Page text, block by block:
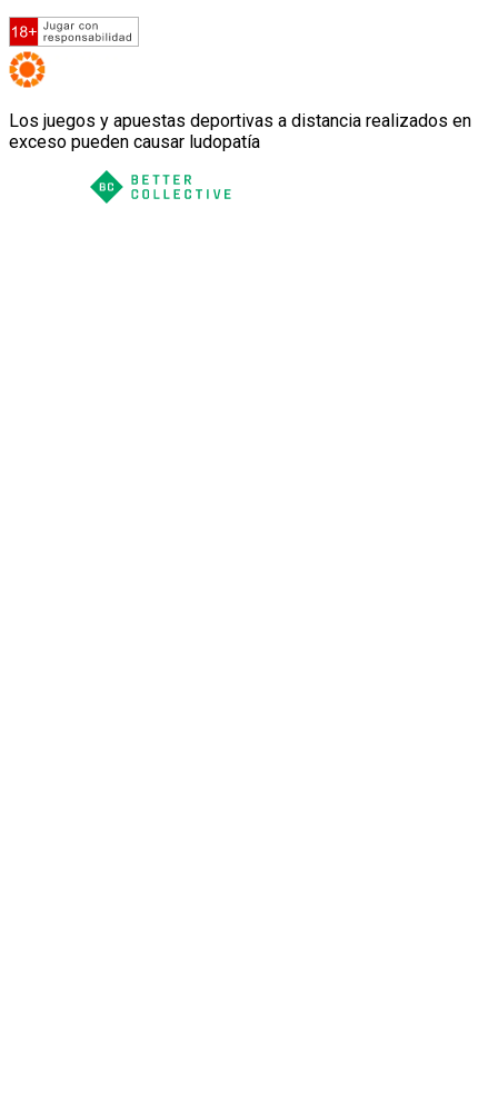
Los juegos y apuestas deportivas a distancia realizados en
exceso pueden causar ludopatía